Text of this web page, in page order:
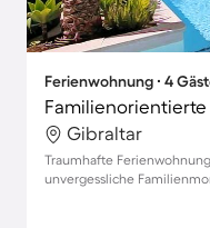
Ferienwohnung ∙ 4
Gibraltar
Traumhafte
unvergessliche